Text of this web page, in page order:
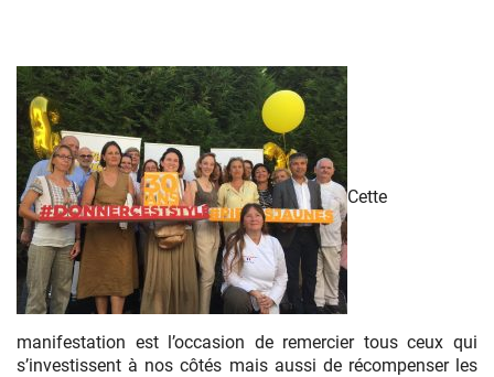
Cette
manifestation est l’occasion de remercier tous ceux qui
s’investissent à nos côtés mais aussi de récompenser les